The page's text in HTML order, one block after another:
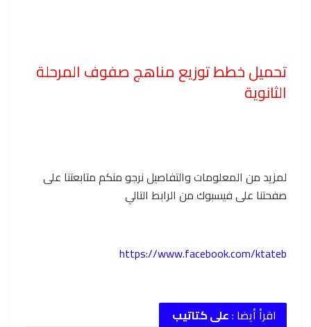
تحميل خطط توزيع مناهج صفوف المرحلة
الثانوية
لمزيد من المعلومات والتفاصيل نرجو منكم متابعتنا على
صفحتنا على فيسبوك من الرابط التالي
https://www.facebook.com/ktateb
اقرأ أيضا :على كتاتيب